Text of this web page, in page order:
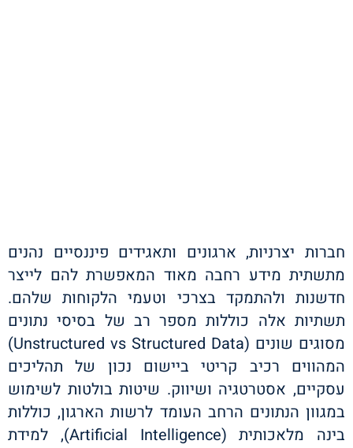
חברות יצרניות, ארגונים ותאגידים פיננסיים נהנים
מתשתית מידע רחבה מאוד המאפשרת להם לייצר
חדשנות ולהתמקד בצרכי וטעמי הלקוחות שלהם.
תשתיות אלה כוללות מספר רב של בסיסי נתונים
מסוגים שונים (Unstructured vs Structured Data)
המהווים רכיב קריטי ביישום נכון של תהליכים
עסקיים, אסטרטגיה ושיווק. שיטות בולטות לשימוש
במגוון הנתונים הרחב העומד לרשות הארגון, כוללות
בינה מלאכותית (Artificial Intelligence), למידת